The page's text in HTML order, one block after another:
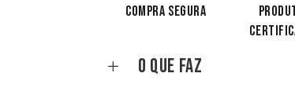
COMPRA SEGURA
O que faz